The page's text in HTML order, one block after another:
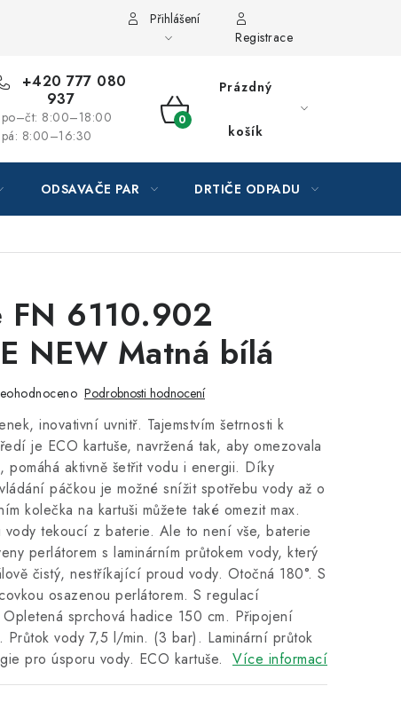
Přihlášení
Registrace
+420 777 080
937
po–čt: 8:00–18:00
pá: 8:00–16:30
NÁKUPNÍ
Prázdný
košík
ODSAVAČE PAR DRTIČE ODPADU
FN 6110.902
NEW Matná bílá
Podrobnosti hodnocení
inovativní uvnitř. Tajemstvím šetrnosti k
je ECO kartuše, navržená tak, aby omezovala
pomáhá aktivně šetřit vodu i energii. Díky
páčkou je možné snížit spotřebu vody až o
kolečka na kartuši můžete také omezit max.
vody tekoucí z baterie. Ale to není vše, baterie
perlátorem s laminárním průtokem vody, který
čistý, nestříkající proud vody. Otočná 180°. S
osazenou perlátorem. S regulací
sprchová hadice 150 cm. Připojení
Průtok vody 7,5 l/min. (3 bar). Laminární průtok
pro úsporu vody. ECO kartuše. Více informací